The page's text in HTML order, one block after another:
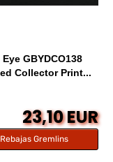
Eye GBYDCO138
Collector Print...
23,10 EUR
Rebajas Gremlins